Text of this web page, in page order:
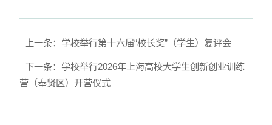
上一条：学校举行第十六届“校长奖”（学生）复评会
下一条：学校举行2026年上海高校大学生创新创业训练
营（奉贤区）开营仪式